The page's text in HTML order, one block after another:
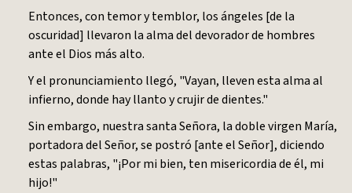
Entonces, con temor y temblor, los ángeles [de la
oscuridad] llevaron la alma del devorador de hombres
ante el Dios más alto.
Y el pronunciamiento llegó, "Vayan, lleven esta alma al
infierno, donde hay llanto y crujir de dientes."
Sin embargo, nuestra santa Señora, la doble virgen María,
portadora del Señor, se postró [ante el Señor], diciendo
estas palabras, "¡Por mi bien, ten misericordia de él, mi
hijo!"